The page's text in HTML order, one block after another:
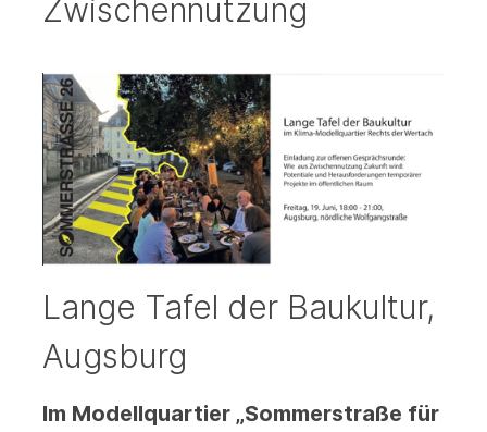
Zwischennutzung
Lange Tafel der Baukultur,
Augsburg
Im Modellquartier „Sommerstraße für